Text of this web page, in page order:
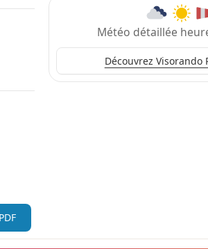
Météo détaillée
Découvrez Visorando